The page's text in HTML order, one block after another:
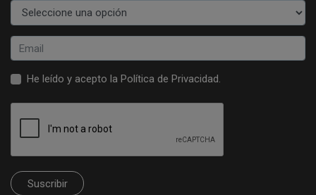
He leído y acepto la Política de Privacidad.
Suscribir